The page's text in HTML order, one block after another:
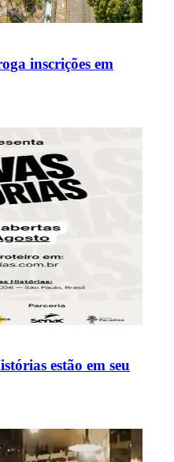
inscrições em
estão em seu